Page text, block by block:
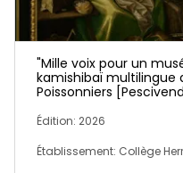
"Mille voix pour un
kamishibaï multilingue
Poissonniers
Édition: 2026
Établissement: Collège